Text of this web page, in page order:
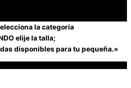
la categoría
elije la talla;
disponibles para tu pequeña.»